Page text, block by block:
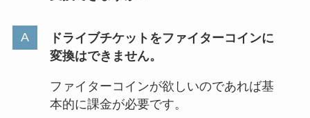
ドライブチケットをファイターコインに
変換はできません。
ファイターコインが欲しいのであれば基
本的に課金が必要です。